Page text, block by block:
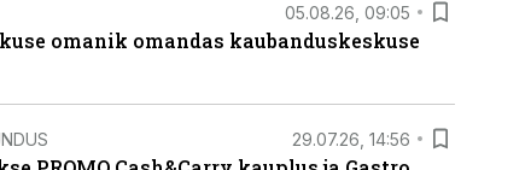
05.08.26, 09:05
omanik omandas kaubanduskeskuse
29.07.26, 14:56